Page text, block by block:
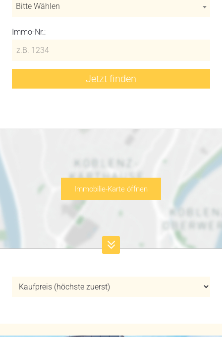
Bitte Wählen
Immo-Nr.:
Jetzt finden
Immobilie-Karte öffnen